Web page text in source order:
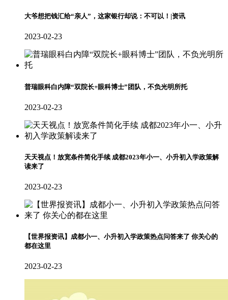
大爷想把钱汇给“亲人”，这家银行却说：不可以！|资讯
2023-02-23
普瑞眼科白内障“双院长+眼科博士”团队，不负光明所托
2023-02-23
天天视点！放宽条件简化手续 成都2023年小一、小升初入学政策解
读来了
2023-02-23
【世界报资讯】成都小一、小升初入学政策热点问答来了 你关心的
都在这里
2023-02-23